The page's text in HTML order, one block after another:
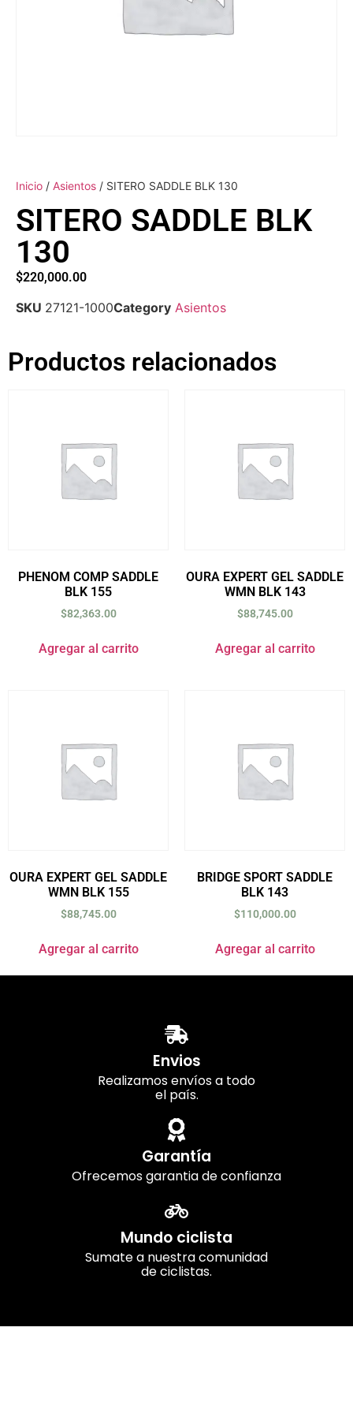
Inicio / Asientos / SITERO SADDLE BLK 130
SITERO SADDLE BLK
130
$220,000.00
SKU 27121-1000Category Asientos
Productos relacionados
PHENOM COMP SADDLE
BLK 155
$82,363.00
Agregar al carrito
OURA EXPERT GEL SADDLE
WMN BLK 143
$88,745.00
Agregar al carrito
OURA EXPERT GEL SADDLE
WMN BLK 155
$88,745.00
Agregar al carrito
BRIDGE SPORT SADDLE
BLK 143
$110,000.00
Agregar al carrito
Envios
Realizamos envíos a todo
el país.
Garantía
Ofrecemos garantia de confianza
Mundo ciclista
Sumate a nuestra comunidad
de ciclistas.